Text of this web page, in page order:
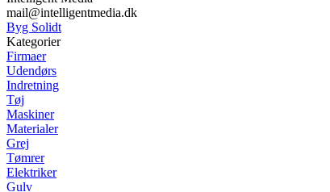
mail@intelligentmedia.dk
Byg Solidt
Kategorier
Firmaer
Udendørs
Indretning
Tøj
Maskiner
Materialer
Grej
Tømrer
Elektriker
Gulv